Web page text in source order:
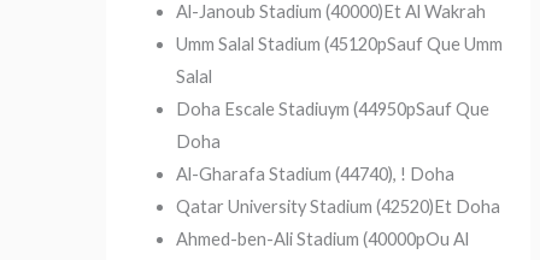
Al-Janoub Stadium (40000)Et Al Wakrah
Umm Salal Stadium (45120pSauf Que Umm
Salal
Doha Escale Stadiuym (44950pSauf Que
Doha
Al-Gharafa Stadium (44740), ! Doha
Qatar University Stadium (42520)Et Doha
Ahmed-ben-Ali Stadium (40000pOu Al